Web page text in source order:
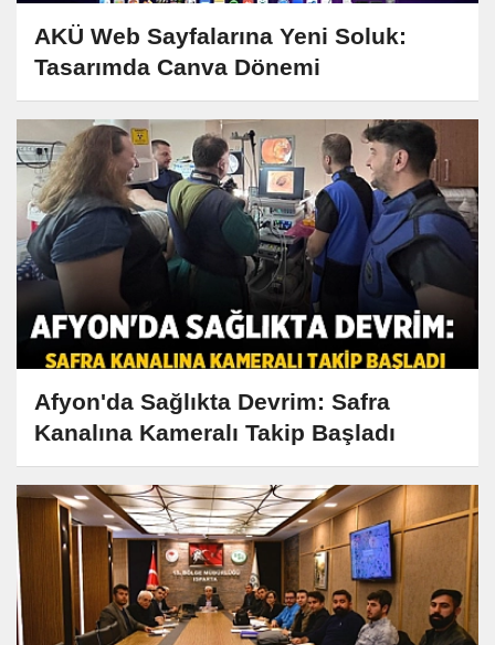
AKÜ Web Sayfalarına Yeni Soluk:
Tasarımda Canva Dönemi
Afyon'da Sağlıkta Devrim: Safra
Kanalına Kameralı Takip Başladı